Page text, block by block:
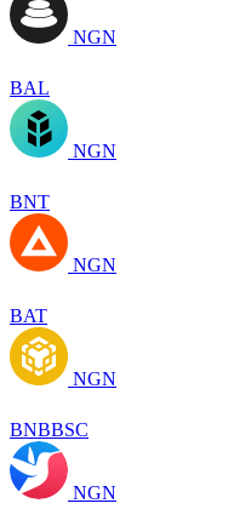
NGN
BAL
NGN
BNT
NGN
BAT
NGN
BNBBSC
NGN